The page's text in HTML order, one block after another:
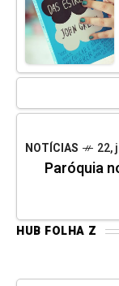
NOTÍCIAS 22,
Paróquia
HUB FOLHA Z